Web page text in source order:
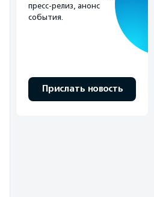
пресс-релиз, анонс
события.
Прислать новость